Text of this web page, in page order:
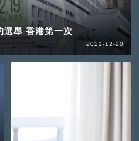
選舉 香港第一次
2021-12-20